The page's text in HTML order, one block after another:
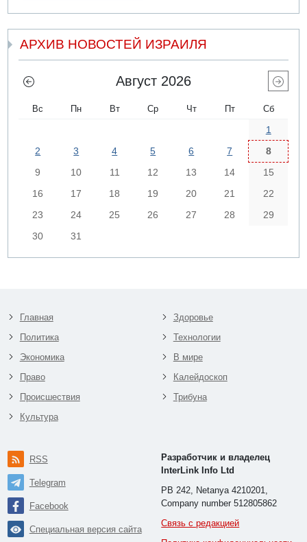
АРХИВ НОВОСТЕЙ ИЗРАИЛЯ
Август 2026
Вс Пн Вт Ср Чт Пт Сб
1
2
3 4 5 6 7
8
9
10 11 12 13 14
15
16
17 18 19 20 21
22
23
24 25 26 27 28
29
30
31
Главная
Политика
Экономика
Право
Происшествия
Культура
Здоровье
Технологии
В мире
Калейдоскоп
Трибуна
RSS
Telegram
Facebook
Специальная версия сайта
Разработчик и владелец
InterLink Info Ltd
PB 242, Netanya 4210201,
Company number 512805862
Связь с редакцией